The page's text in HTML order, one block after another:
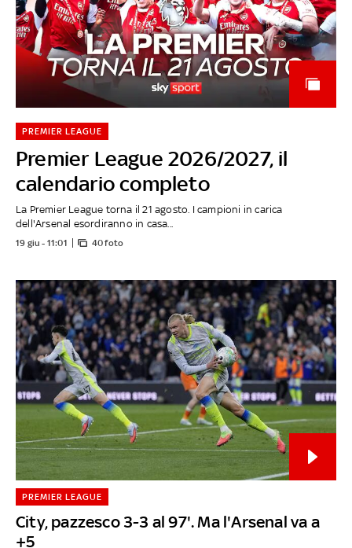
Premier League 2026/2027, il
calendario completo
PREMIER LEAGUE
La Premier League torna il 21 agosto. I campioni in carica
dell'Arsenal esordiranno in casa...
19 giu - 11:01 40 foto
City, pazzesco 3-3 al 97'. Ma l'Arsenal va a
+5
PREMIER LEAGUE